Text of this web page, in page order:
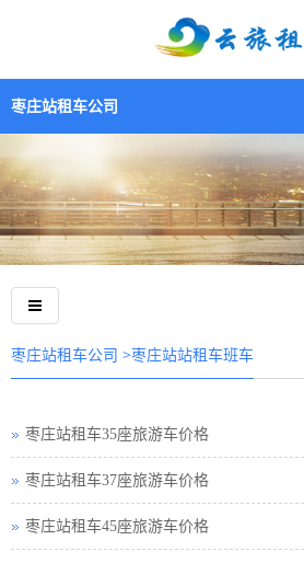
枣庄站租车公司
枣庄站租车公司 >枣庄站站租车班车
枣庄站租车35座旅游车价格
枣庄站租车37座旅游车价格
枣庄站租车45座旅游车价格